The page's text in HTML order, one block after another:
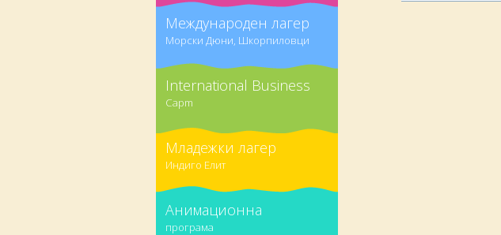
Международен лагер
Морски Дюни, Шкорпиловци
International Business
Capm
Младежки лагер
Индиго Елит
Анимационна
програма